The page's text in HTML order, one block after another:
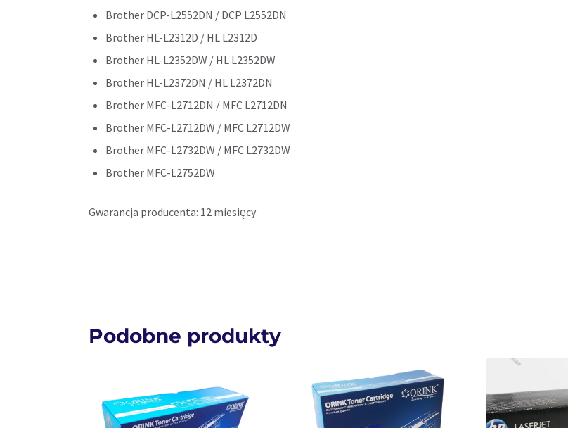
Brother DCP-L2552DN / DCP L2552DN
Brother HL-L2312D / HL L2312D
Brother HL-L2352DW / HL L2352DW
Brother HL-L2372DN / HL L2372DN
Brother MFC-L2712DN / MFC L2712DN
Brother MFC-L2712DW / MFC L2712DW
Brother MFC-L2732DW / MFC L2732DW
Brother MFC-L2752DW
Gwarancja producenta: 12 miesięcy
Podobne produkty